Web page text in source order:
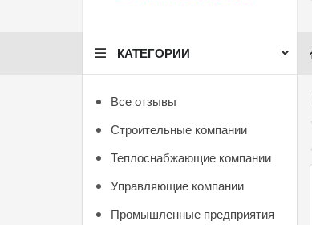
КАТЕГОРИИ
Все отзывы
Строительные компании
Теплоснабжающие компании
Управляющие компании
Промышленные предприятия